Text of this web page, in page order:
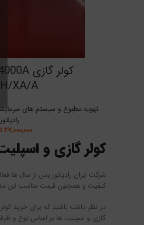
XA/A
تهویه مطبوع و سیستم های
رادیاتور
۲۷,۰۰۰,۰۰۰
کولر گازی و اسپلیت
شرکت ایران رادیاتور پس از سال ها فعالیت در سال ۱۳۹۵ با بهره گیری از نیرو های متخصص و
کیفیت و همچنین قیمت مناسب این مدل
در نظر داشته باشید که برای خرید
گازی و اسپلیت ها بر اساس نوع و